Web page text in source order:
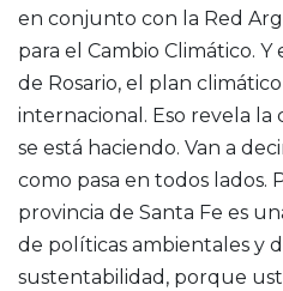
en conjunto con la Red
para el Cambio Climático.
de Rosario, el plan
internacional. Eso revela
se está haciendo. Van a
como pasa en todos lados.
provincia de Santa Fe es
de políticas ambientales y
sustentabilidad, porque